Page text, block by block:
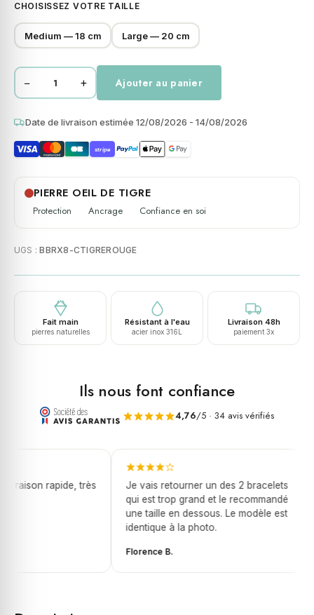
CHOISISSEZ VOTRE TAILLE
Medium — 18 cm Large — 20 cm
quantité
Bracelet
boules
8mm
œil
de
tigre
rouge
de
taureau
pierres
naturelles
croix
rock
− + Ajouter au panier
Date de livraison estimée 12/08/2026 - 14/08/2026
stripe
PIERRE OEIL DE TIGRE
Protection Ancrage Confiance en soi
UGS :BBRX8-CTIGREROUGE
Fait main
pierres naturelles
Résistant à l'eau
acier inox 316L
Livraison 48h
paiement 3x
Ils nous font confiance
4,76/5 · 34 avis vérifiés
rapide, très
Je vais retourner un des 2 bracelets
qui est trop grand et le recommandé
une taille en dessous. Le modèle est
identique à la photo.
Florence B.